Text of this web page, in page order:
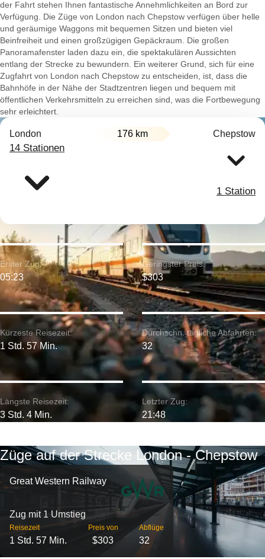
der Fahrt stehen Ihnen fantastische Annehmlichkeiten an Bord zur
Verfügung. Die Züge von London nach Chepstow verfügen über helle
und geräumige Waggons mit bequemen Sitzen und bieten viel
Beinfreiheit und einen großzügigen Gepäckraum. Die großen
Panoramafenster laden dazu ein, die spektakulären Aussichten
entlang der Strecke zu bewundern. Ein weiterer Grund, sich für eine
Zugfahrt von London nach Chepstow zu entscheiden, ist, dass die
Bahnhöfe in der Nähe der Stadtzentren liegen und bequem mit
öffentlichen Verkehrsmitteln zu erreichen sind, was die Fortbewegung
sehr erleichtert.
London 176 km Chepstow
14 Stationen
1 Station
Kürzeste Reisezeit:
1 Std. 57 Min.
Erster Zug:
05:23
Längste Reisezeit:
3 Std. 4 Min.
Geringster Preis:
$303
Durchschn. tägliche Abfahrten:
32
Letzter Zug:
21:48
Züge auf der Strecke London - Chepstow
Great Western Railway
Zug mit 1 Umstieg
Reisezeit
1 Std. 57 Min.
Preis von
$303
Abflüge
32